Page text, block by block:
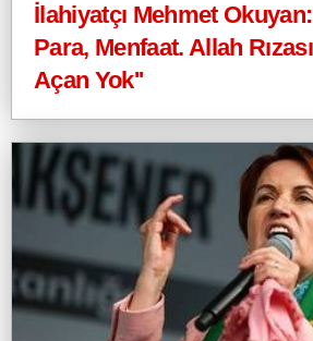
İlahiyatçı Mehmet
Para, Menfaat. Allah
Açan Yok''